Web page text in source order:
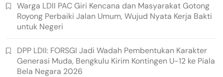
Warga LDII PAC Giri Kencana dan Masyarakat Gotong
Royong Perbaiki Jalan Umum, Wujud Nyata Kerja Bakti
untuk Negeri
DPP LDII: FORSGI Jadi Wadah Pembentukan Karakter
Generasi Muda, Bengkulu Kirim Kontingen U-12 ke Piala
Bela Negara 2026